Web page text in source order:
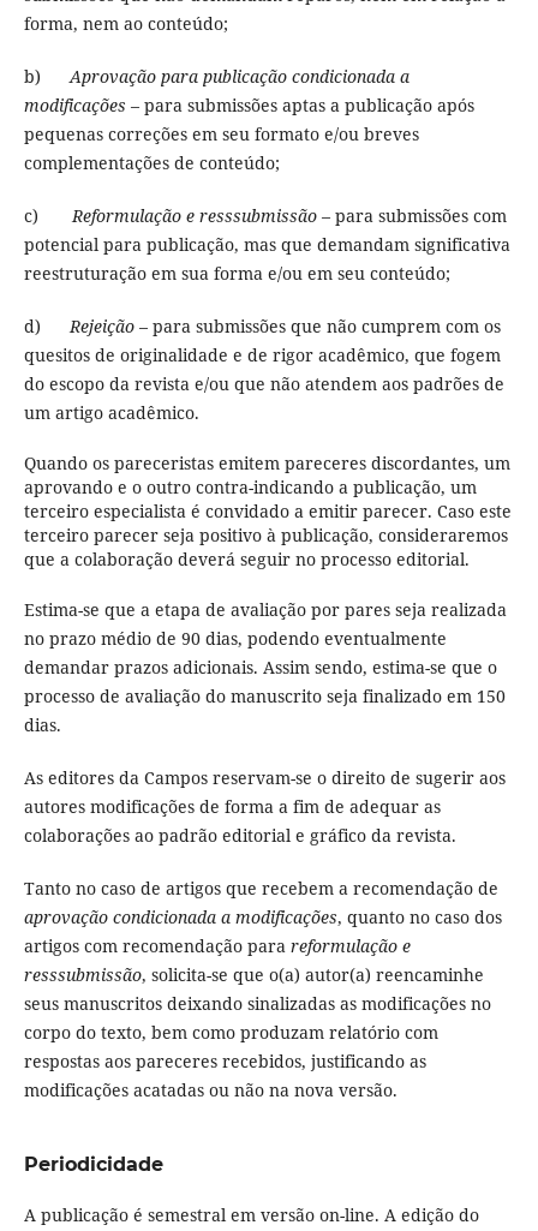
forma, nem ao conteúdo;
b)Aprovação para publicação condicionada a
modificações – para submissões aptas a publicação após
pequenas correções em seu formato e/ou breves
complementações de conteúdo;
c)Reformulação e resssubmissão – para submissões com
potencial para publicação, mas que demandam significativa
reestruturação em sua forma e/ou em seu conteúdo;
d)Rejeição– para submissões que não cumprem com os
quesitos de originalidade e de rigor acadêmico, que fogem
do escopo da revista e/ou que não atendem aos padrões de
um artigo acadêmico.
Quando os pareceristas emitem pareceres discordantes, um
aprovando e o outro contra-indicando a publicação, um
terceiro especialista é convidado a emitir parecer. Caso este
terceiro parecer seja positivo à publicação, consideraremos
que a colaboração deverá seguir no processo editorial.
Estima-se que a etapa de avaliação por pares seja realizada
no prazo médio de 90 dias, podendo eventualmente
demandar prazos adicionais. Assim sendo, estima-se que o
processo de avaliação do manuscrito seja finalizado em 150
dias.
As editores da Campos reservam-se o direito de sugerir aos
autores modificações de forma a fim de adequar as
colaborações ao padrão editorial e gráfico da revista.
Tanto no caso de artigos que recebem a recomendação de
aprovação condicionada a modificações, quanto no caso dos
artigos com recomendação para reformulação e
resssubmissão, solicita-se que o(a) autor(a) reencaminhe
seus manuscritos deixando sinalizadas as modificações no
corpo do texto, bem como produzam relatório com
respostas aos pareceres recebidos, justificando as
modificações acatadas ou não na nova versão.
Periodicidade
A publicação é semestral em versão on-line. A edição do